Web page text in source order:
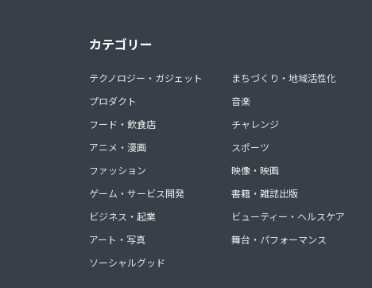
カテゴリー
テクノロジー・ガジェット
プロダクト
フード・飲食店
アニメ・漫画
ファッション
ゲーム・サービス開発
ビジネス・起業
アート・写真
ソーシャルグッド
まちづくり・地域活性化
音楽
チャレンジ
スポーツ
映像・映画
書籍・雑誌出版
ビューティー・ヘルスケア
舞台・パフォーマンス